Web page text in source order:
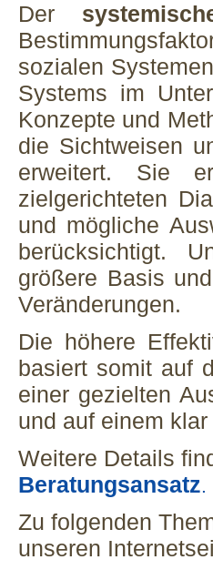
Der
sozialen
Systems im
Konzepte und
die Sichtweisen
erweitert. Sie
zielgerichteten
und mögliche
berücksichtigt.
größere Basis
Veränderungen.
Die höhere
basiert somit auf
einer gezielten
und auf einem
Weitere Details
Beratungsansatz.
Zu folgenden
unseren